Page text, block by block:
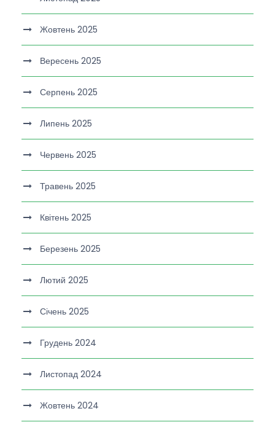
Жовтень 2025
Вересень 2025
Серпень 2025
Липень 2025
Червень 2025
Травень 2025
Квітень 2025
Березень 2025
Лютий 2025
Січень 2025
Грудень 2024
Листопад 2024
Жовтень 2024